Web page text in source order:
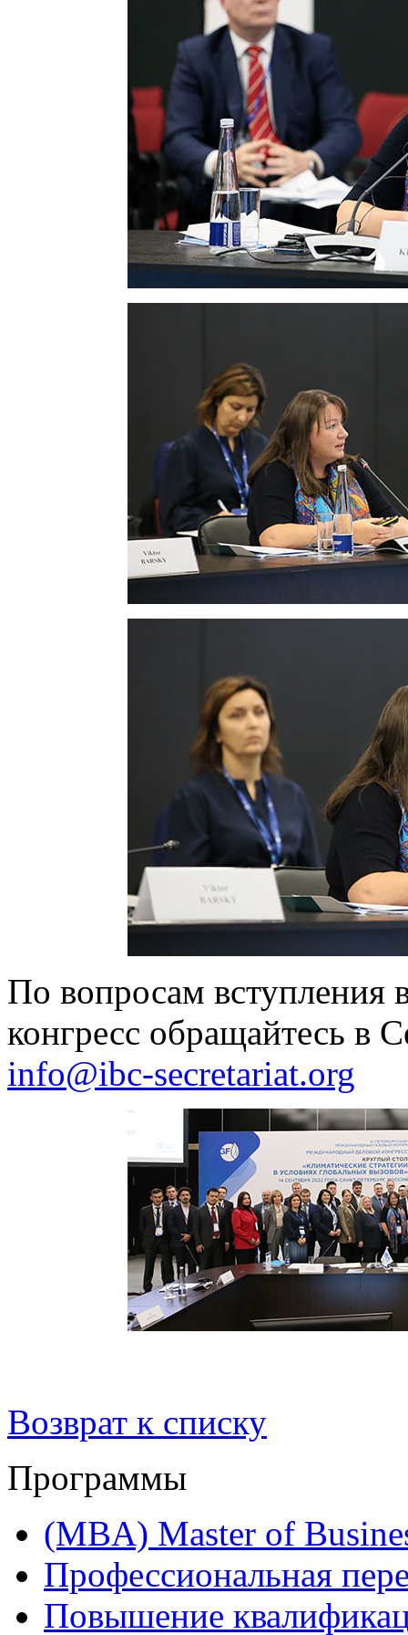
По вопросам
конгресс обращайтесь в
info@ibc-secretariat.org
Возврат к списку
Программы
(MBA) Master of
Профессиональная
Повышение